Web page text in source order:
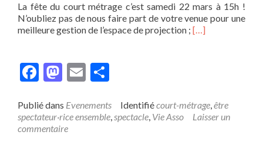
La fête du court métrage c’est samedi 22 mars à 15h !
N’oubliez pas de nous faire part de votre venue pour une
meilleure gestion de l’espace de projection ; En
métrage
2025
[…]
Facebook
Mastodon
Email
Publié dans Evenements Identifiécourt-métrage,être
spectateur·rice ensemble,spectacle, Vie Asso
Laisser un
commentaire